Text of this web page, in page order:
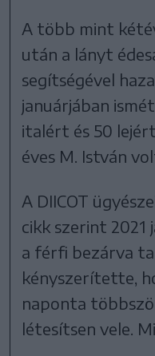
A több mint
után a lányt
segítségével
januárjában
italért és 50
éves M. István
A DIICOT
cikk szerint 2021
a férfi bezárva
kényszerítette,
naponta
létesítsen vele.